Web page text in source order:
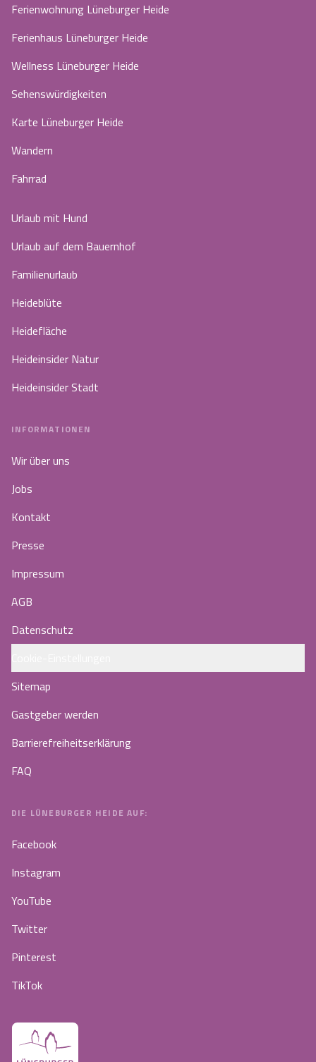
Ferienwohnung Lüneburger Heide
Ferienhaus Lüneburger Heide
Wellness Lüneburger Heide
Sehenswürdigkeiten
Karte Lüneburger Heide
Wandern
Fahrrad
Urlaub mit Hund
Urlaub auf dem Bauernhof
Familienurlaub
Heideblüte
Heidefläche
Heideinsider Natur
Heideinsider Stadt
INFORMATIONEN
Wir über uns
Jobs
Kontakt
Presse
Impressum
AGB
Datenschutz
Sitemap
Gastgeber werden
Barrierefreiheitserklärung
FAQ
DIE LÜNEBURGER HEIDE AUF:
Facebook
Instagram
YouTube
Twitter
Pinterest
TikTok